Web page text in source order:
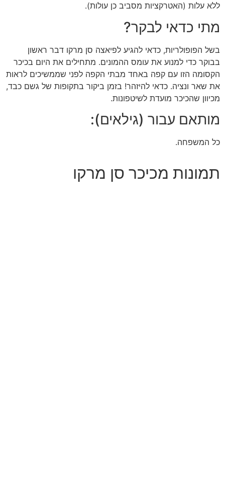
ללא עלות (האטרקציות מסביב כן עולות).
מתי כדאי לבקר?
בשל הפופולריות, כדאי להגיע לפיאצה סן מרקו דבר ראשון
בבוקר כדי למנוע את עומס ההמונים. מתחילים את היום בכיכר
הקסומה הזו עם קפה באחד מבתי הקפה לפני שממשיכים לראות
את שאר ונציה. כדאי להיזהר! בזמן ביקור בתקופות של גשם כבד,
מכיוון שהכיכר מועדת לשיטפונות.
מותאם עבור (גילאים):
כל המשפחה.
תמונות מכיכר סן מרקו